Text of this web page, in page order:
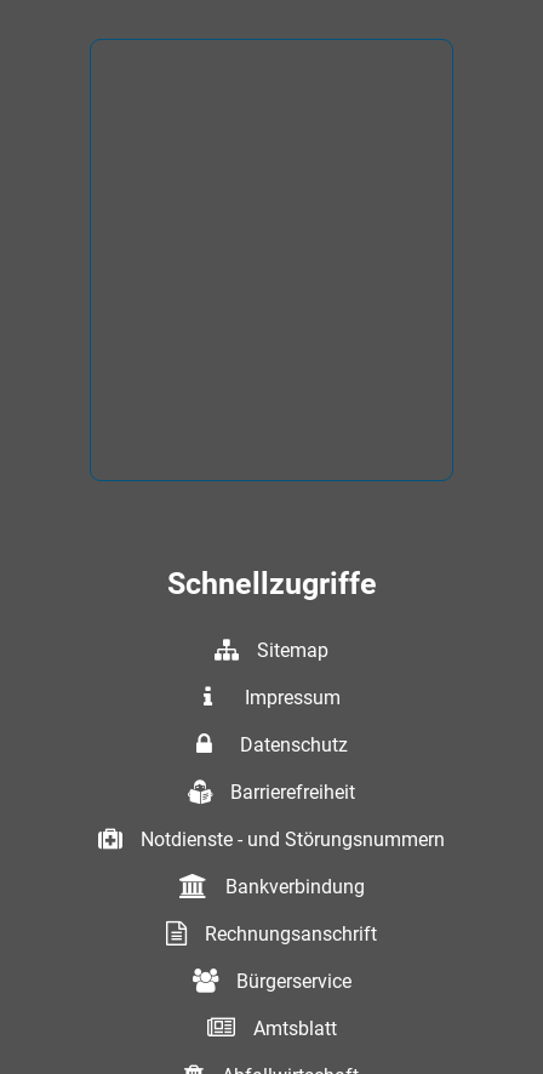
Schnellzugriffe
Sitemap
Impressum
Datenschutz
Barrierefreiheit
Notdienste - und Störungsnummern
Bankverbindung
Rechnungsanschrift
Bürgerservice
Amtsblatt